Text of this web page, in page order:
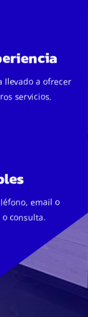
llevado a ofrecer
servicios.
email o
consulta.